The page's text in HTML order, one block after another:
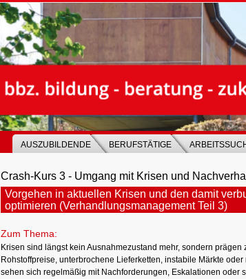
AUSZUBILDENDE BERUFSTÄTIGE
Crash-Kurs 3 - Umgang mit Krisen und
Vorgehen in aktuellen Krisen und den damit
optimieren (Verhandlungsmanagement Teil 3)
Zum Thema:
Krisen sind längst kein Ausnahmezustand mehr, sondern
Rohstoffpreise, unterbrochene Lieferketten, instabile Märkte
sehen sich regelmäßig mit Nachforderungen, Eskalationen oder